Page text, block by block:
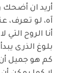
أريد ان أضحك
آه، لو تعرف،
أنا الروح التي
بلوغ الذرى
كم هو جميل أن